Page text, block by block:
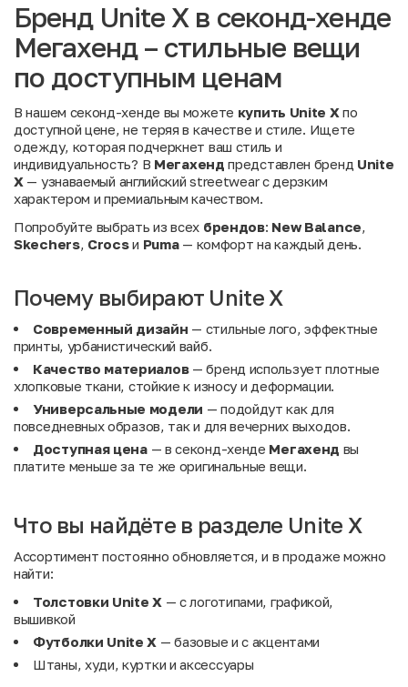
Бренд Unite X в секонд-хенде
Мегахенд – стильные вещи
по доступным ценам
В нашем секонд-хенде вы можете купить Unite Xпо
доступной цене, не теряя в качестве и стиле. Ищете
одежду, которая подчеркнет ваш стиль и
индивидуальность? В Мегахенд представлен бренд Unite
X— узнаваемый английский streetwear с дерзким
характером и премиальным качеством.
Попробуйте выбрать из всех брендов: New Balance,
Skechers, Crocsи Puma— комфорт на каждый день.
Почему выбирают Unite X
Современный дизайн — стильные лого, эффектные
принты, урбанистический вайб.
Качество материалов— бренд использует плотные
хлопковые ткани, стойкие к износу и деформации.
Универсальные модели — подойдут как для
повседневных образов, так и для вечерних выходов.
Доступная цена— в секонд-хенде Мегахенд вы
платите меньше за те же оригинальные вещи.
Что вы найдёте в разделе Unite X
Ассортимент постоянно обновляется, и в продаже можно
найти:
Толстовки Unite X— с логотипами, графикой,
вышивкой
Футболки Unite X — базовые и с акцентами
Штаны, худи, куртки и аксессуары